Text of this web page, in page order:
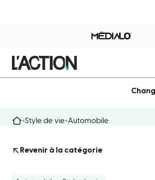
Style de vie Automobile
Revenir à la catégorie